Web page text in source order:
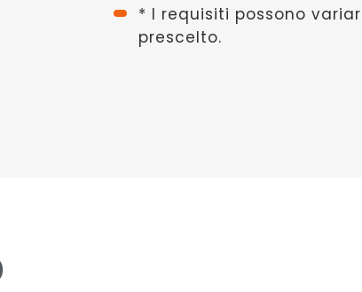
* I requisiti possono
prescelto.